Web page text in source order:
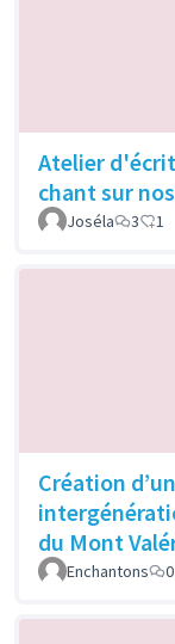
Atelier
chant sur
Joséla 3 1
Création
du Mont
Enchantons 0